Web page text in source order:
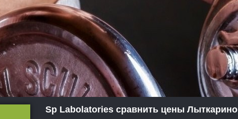
Sp Labolatories сравнить цены Лыткарино